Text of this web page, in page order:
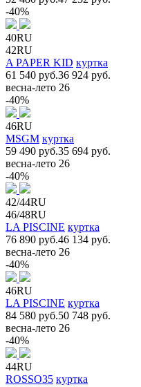
-40%
40RU
42RU
A PAPER KID куртка
61 540 руб.36 924 руб.
весна-лето 26
-40%
46RU
MSGM куртка
59 490 руб.35 694 руб.
весна-лето 26
-40%
42/44RU
46/48RU
LA PISCINE куртка
76 890 руб.46 134 руб.
весна-лето 26
-40%
46RU
LA PISCINE куртка
84 580 руб.50 748 руб.
весна-лето 26
-40%
44RU
ROSSO35 куртка